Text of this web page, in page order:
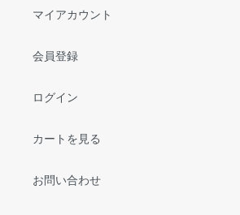
マイアカウント
会員登録
ログイン
カートを見る
お問い合わせ